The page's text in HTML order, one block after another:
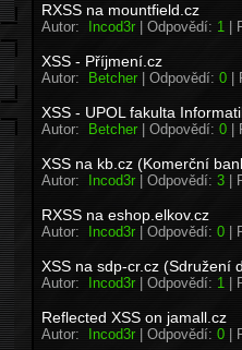
RXSS na mountfield.cz
Autor: Incod3r | Odpovědí: 1 |
XSS - Příjmení.cz
Autor: Betcher| Odpovědí: 0 |
XSS - UPOL fakulta
Autor: Betcher | Odpovědí: 0 |
XSS na kb.cz (Komerční
Autor: Incod3r| Odpovědí: 3 |
RXSS na eshop.elkov.cz
Autor: Incod3r | Odpovědí: 0 |
XSS na sdp-cr.cz (Sdružení
Autor: Incod3r| Odpovědí: 1 |
Reflected XSS on jamall.cz
Autor: Incod3r | Odpovědí: 0 |